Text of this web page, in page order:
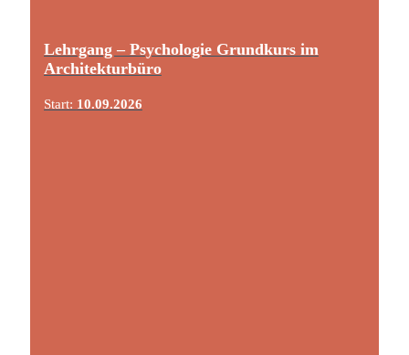
Lehrgang – Psychologie Grundkurs im
Architekturbüro
Start: 10.09.2026